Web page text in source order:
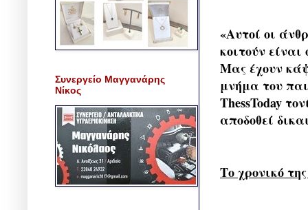
«Αυτοί οι
κοιτούν
Μας έχουν
μνήμα του
ThessToday
αποδοθεί
Το χρονικό
Συνεργείο Μαγγανάρης
Νίκος